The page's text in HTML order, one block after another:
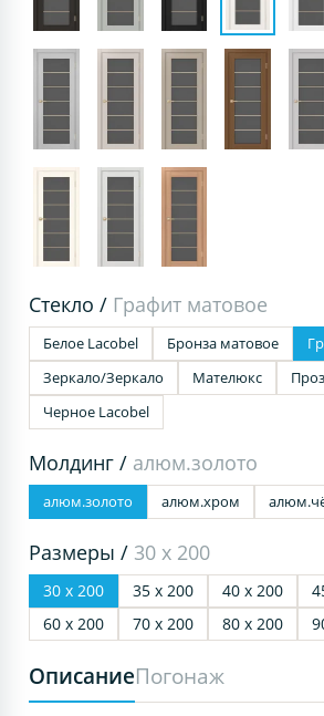
Стекло / Графит матовое
Белое Lacobel Бронза матовое
Зеркало/Зеркало
Мателюкс
Черное Lacobel
Молдинг / алюм.золото
алюм.золото алюм.хром
Размеры / 30 х 200
30 х 200 35 х 200 40 х 200
60 х 200
70 х 200 80 х 200
ОписаниеПогонаж